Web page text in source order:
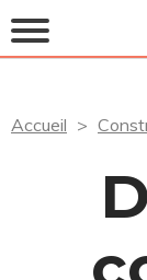
Accueil